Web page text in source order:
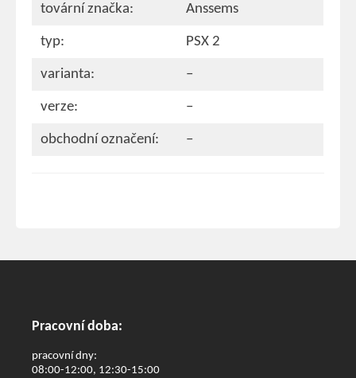
tovární značka: Anssems
typ: PSX 2
varianta: –
verze: –
obchodní označení: –
Pracovní doba:
pracovní dny:
08:00-12:00, 12:30-15:00